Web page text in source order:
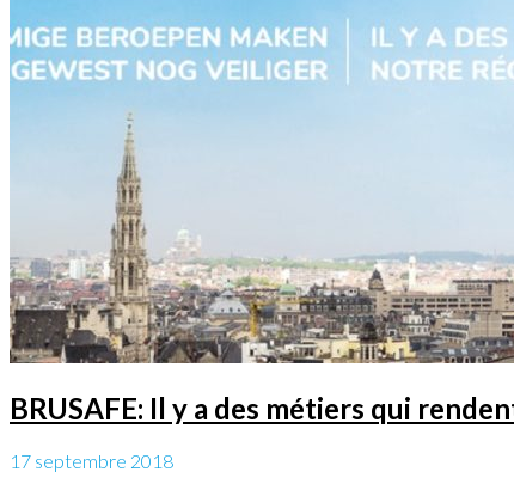
BRUSAFE: Il y a des métiers qui
17 septembre 2018